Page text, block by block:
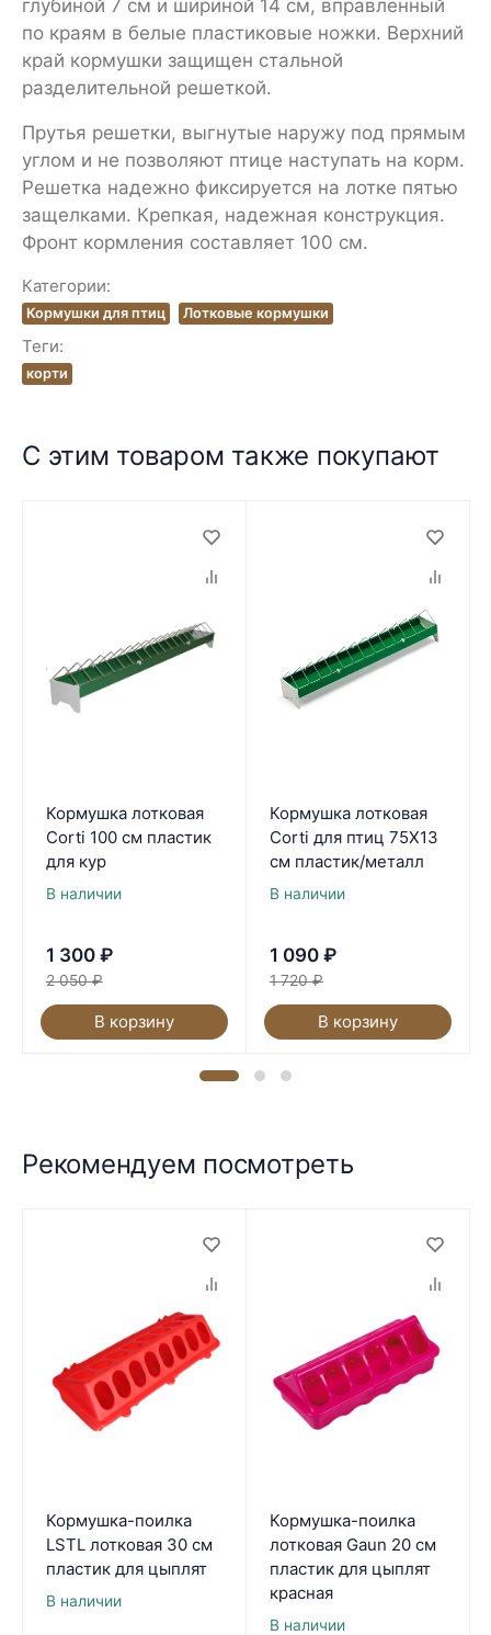
глубиной 7 см и шириной 14 см, вправленный
по краям в белые пластиковые ножки. Верхний
край кормушки защищен стальной
разделительной решеткой.
Прутья решетки, выгнутые наружу под прямым
углом и не позволяют птице наступать на корм.
Решетка надежно фиксируется на лотке пятью
защелками. Крепкая, надежная конструкция.
Фронт кормления составляет 100 см.
Категории:
Кормушки для птиц Лотковые кормушки
Теги:
корти
С этим товаром также покупают
Кормушка лотковая
Corti 100 см пластик
для кур
В наличии
1 300 ₽
2 050 ₽
В корзину
Кормушка лотковая
Corti для птиц 75Х13
см пластик/металл
В наличии
1 090 ₽
1 720 ₽
В корзину
Рекомендуем посмотреть
Кормушка-поилка
LSTL лотковая 30 см
пластик для цыплят
В наличии
Кормушка-поилка
лотковая Gaun 20 см
пластик для цыплят
красная
В наличии